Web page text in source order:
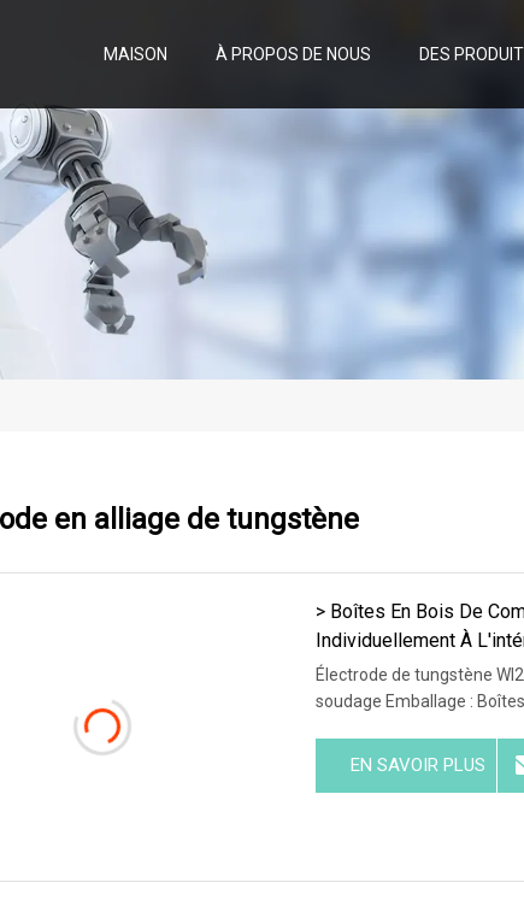
MAISON À PROPOS DE NOUS DES
en alliage de tungstène
> Boîtes En Bois De
Individuellement À
Électrode de tungstène
soudage Emballage :
EN SAVOIR PLUS